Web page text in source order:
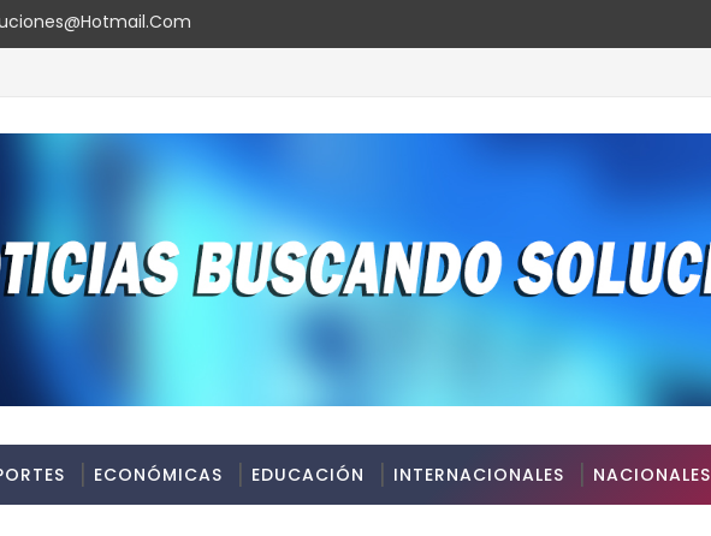
ECONÓMICAS EDUCACIÓN INTERNACIONALES NACIONALES